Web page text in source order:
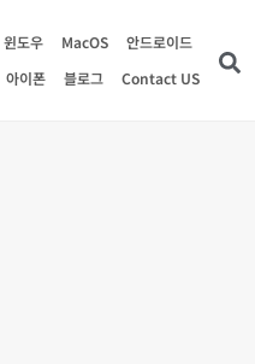
윈도우 MacOS
안드로이드
아이폰
블로그 Contact US